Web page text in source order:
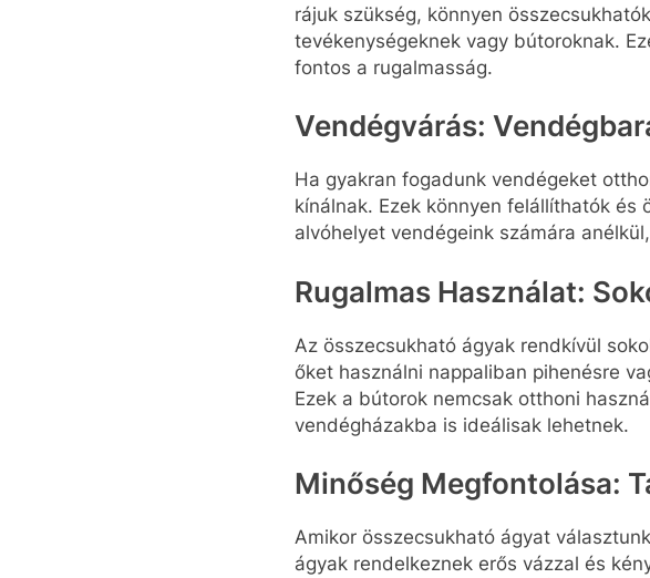
rájuk szükség, könnyen
tevékenységeknek vagy bútoroknak.
fontos a rugalmasság.
Vendégvárás:
Ha gyakran fogadunk vendégeket
kínálnak. Ezek könnyen felállíthatók és
alvóhelyet vendégeink számára
Rugalmas Használat:
Az összecsukható ágyak rendkívül
őket használni nappaliban pihenésre
Ezek a bútorok nemcsak otthoni
vendégházakba is ideálisak lehetnek.
Minőség Megfontolása:
Amikor összecsukható ágyat
ágyak rendelkeznek erős vázzal és